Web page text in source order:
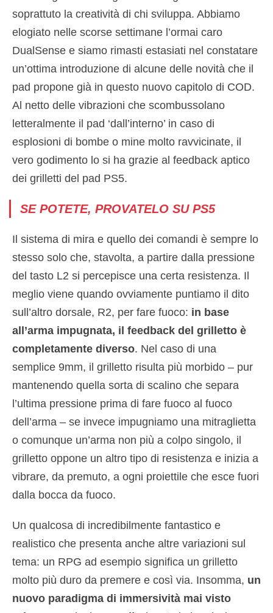
soprattuto la creatività di chi sviluppa. Abbiamo
elogiato nelle scorse settimane l’ormai caro
DualSense e siamo rimasti estasiati nel constatare
un’ottima introduzione di alcune delle novità che il
pad propone già in questo nuovo capitolo di COD.
Al netto delle vibrazioni che scombussolano
letteralmente il pad ‘dall’interno’ in caso di
esplosioni di bombe o mine molto ravvicinate, il
vero godimento lo si ha grazie al feedback aptico
dei grilletti del pad PS5.
SE POTETE, PROVATELO SU PS5
Il sistema di mira e quello dei comandi è sempre lo
stesso solo che, stavolta, a partire dalla pressione
del tasto L2 si percepisce una certa resistenza. Il
meglio viene quando ovviamente puntiamo il dito
sull’altro dorsale, R2, per fare fuoco: in base
all’arma impugnata, il feedback del grilletto è
completamente diverso. Nel caso di una
semplice 9mm, il grilletto risulta più morbido – pur
mantenendo quella sorta di scalino che separa
l’ultima pressione prima di fare fuoco al fuoco
dell’arma – se invece impugniamo una mitraglietta
o comunque un’arma non più a colpo singolo, il
grilletto oppone un altro tipo di resistenza e inizia a
vibrare, da premuto, a ogni proiettile che esce fuori
dalla bocca da fuoco.
Un qualcosa di incredibilmente fantastico e
realistico che presenta anche altre variazioni sul
tema: un RPG ad esempio significa un grilletto
molto più duro da premere e così via. Insomma, un
nuovo paradigma di immersività mai visto